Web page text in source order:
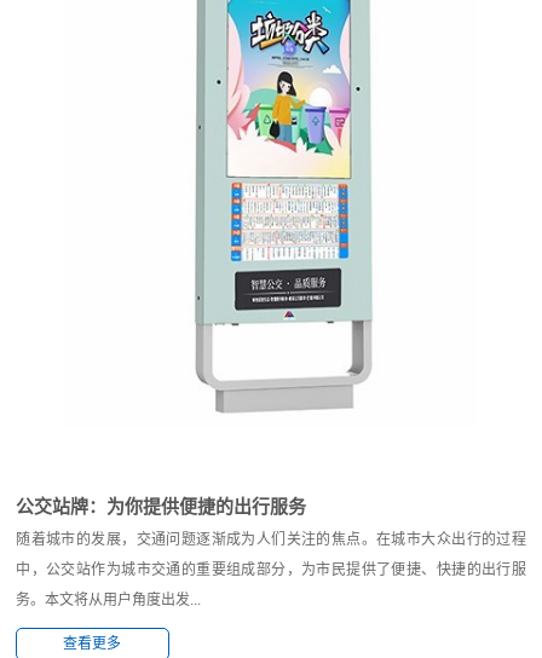
公交站牌：为你提供便捷的出行服务
随着城市的发展，交通问题逐渐成为人们关注的焦点。在城市大众出行的过程
中，公交站作为城市交通的重要组成部分，为市民提供了便捷、快捷的出行服
务。本文将从用户角度出发...
查看更多